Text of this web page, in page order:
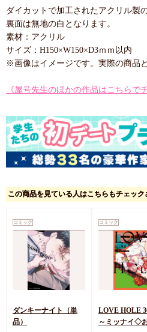
ダイカットで加工されたアクリル製
裏面は無地の白となります。
素材：アクリル
サイズ：H150×W150×D3ｍｍ以内
※画像はイメージです。実際の商品
《屋号先生のほかの作品はこちらで
この商品を見ている人はこちらもチェック
コミック
ダンキーナイト（単
品）
コミック
LOVE HOLE
～ミッナイ◇